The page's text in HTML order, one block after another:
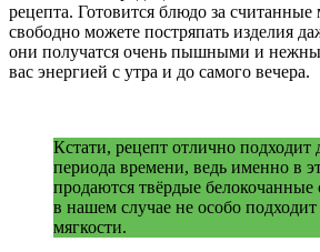
рецепта. Готовится блюдо за
свободно можете постряпать изделия
они получатся очень пышными и
вас энергией с утра и до самого вечера.
Кстати, рецепт отлично подходит
периода времени, ведь именно в
продаются твёрдые белокочанные
в нашем случае не особо подходит
мягкости.